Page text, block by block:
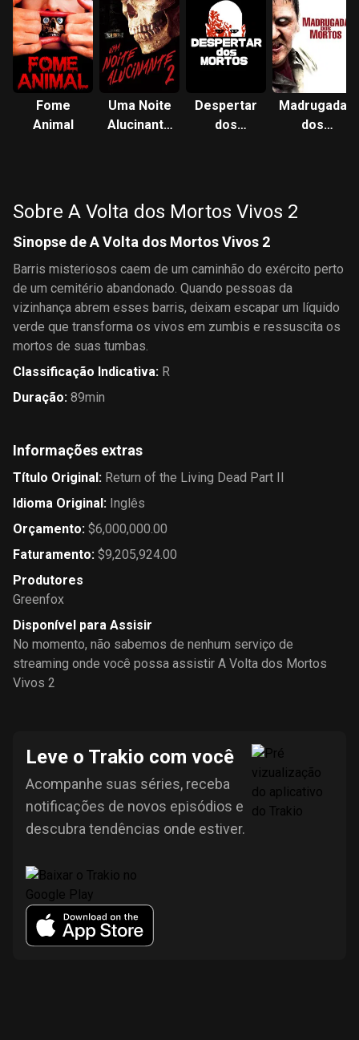
Fome
Animal
Uma Noite
Alucinante
Despertar
dos
Madrugada
dos
Sobre A Volta dos Mortos Vivos 2
Sinopse de A Volta dos Mortos Vivos 2
Barris misteriosos caem de um caminhão do exército perto
de um cemitério abandonado. Quando pessoas da
vizinhança abrem esses barris, deixam escapar um líquido
verde que transforma os vivos em zumbis e ressuscita os
mortos de suas tumbas.
Classificação Indicativa: R
Duração: 89min
Informações extras
Título Original: Return of the Living Dead Part II
Idioma Original: Inglês
Orçamento: $6,000,000.00
Faturamento: $9,205,924.00
Produtores
Greenfox
Disponível para Assisir
No momento, não sabemos de nenhum serviço de
streaming onde você possa assistir A Volta dos Mortos
Vivos 2
Leve o Trakio com você
Acompanhe suas séries, receba
notificações de novos episódios e
descubra tendências onde estiver.